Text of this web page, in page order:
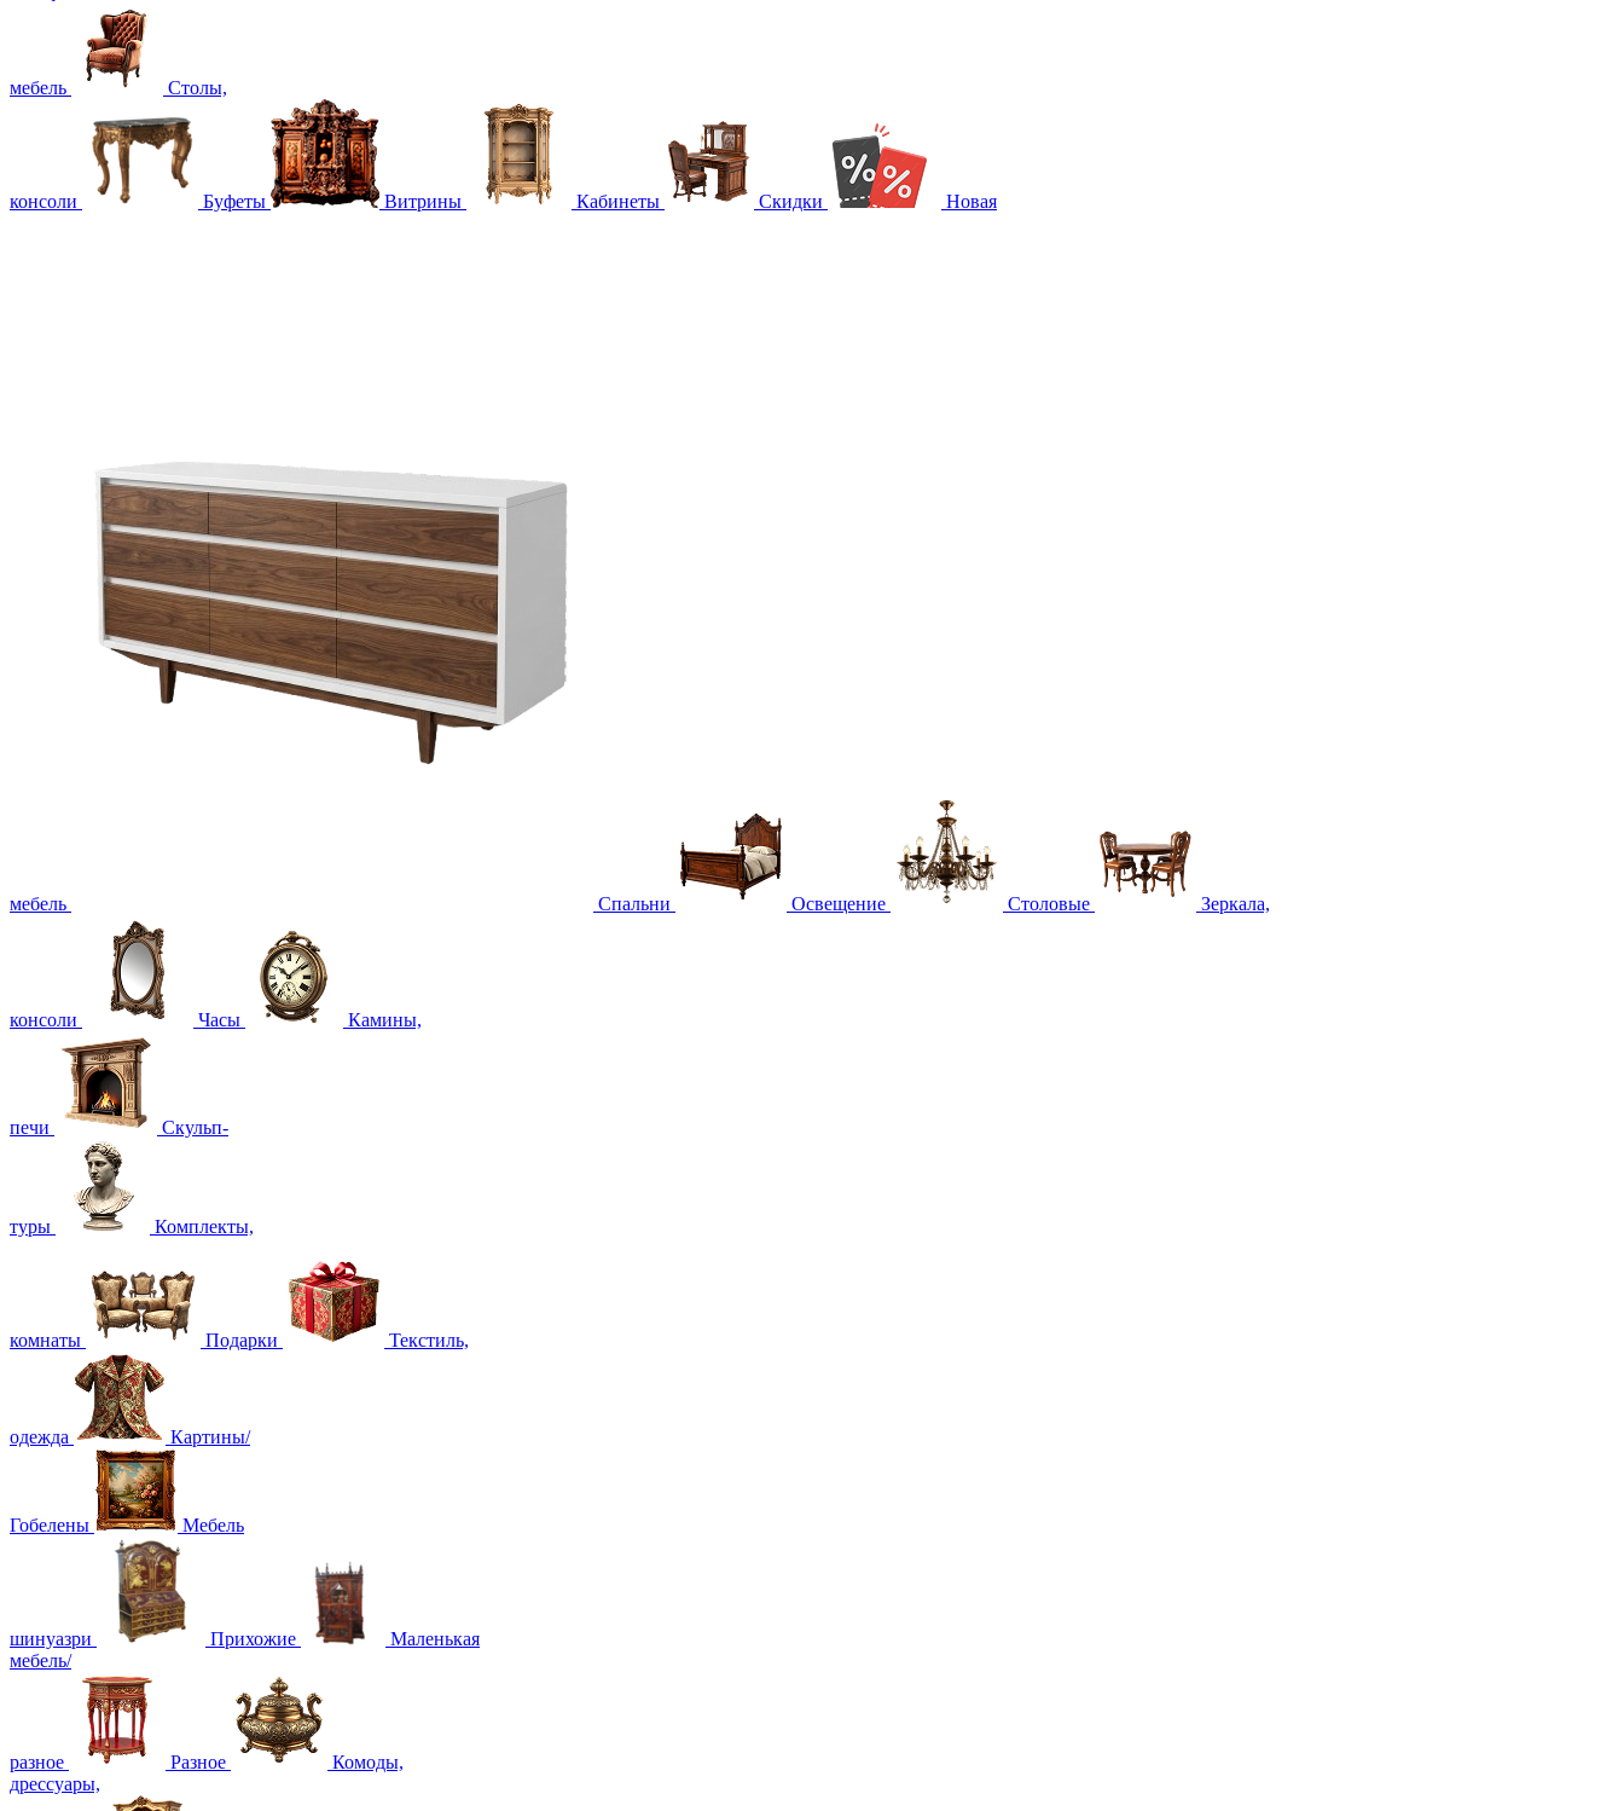
мебель Столы,
консоли Буфеты Витрины Кабинеты Скидки Новая
мебель Спальни Освещение Столовые Зеркала,
консоли Часы Камины,
печи Скульп-
туры Комплекты,
комнаты Подарки Текстиль,
одежда Картины/
Гобелены Мебель
шинуазри Прихожие
Маленькая
мебель/
разное Разное
Комоды,
дрессуары,